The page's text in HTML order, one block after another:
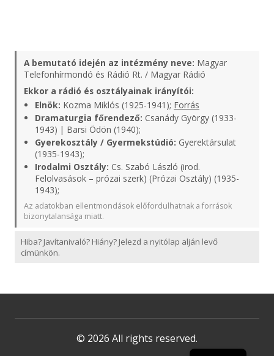
A bemutató idején az intézmény neve: Magyar
Telefonhírmondó és Rádió Rt. / Magyar Rádió
Ekkor a rádió és osztályainak irányítói:
Elnök: Kozma Miklós (1925-1941); Forrás
Dramaturgia főrendező: Csanády György (1933-
1943) | Barsi Ödön (1940);
Gyerekosztály / Gyermekstúdió: Gyerektársulat
(1935-1943);
Irodalmi Osztály: Cs. Szabó László (irod.
Felolvasások – prózai szerk) (Prózai Osztály) (1935-
1943);
Az adatokban ellentmondások előfordulhatnak a források
bizonytalansága miatt.
Hiba? Javítanivaló? Hiány? Jelezd a nyitólap alján levő
címünkön.
© 2026 All rights reserved.